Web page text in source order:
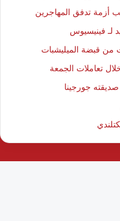
أزمة تدفق المهاجرين
لـ فينيسيوس
من قبضة الميليشبات
تعاملات الجمعة
جورجينا